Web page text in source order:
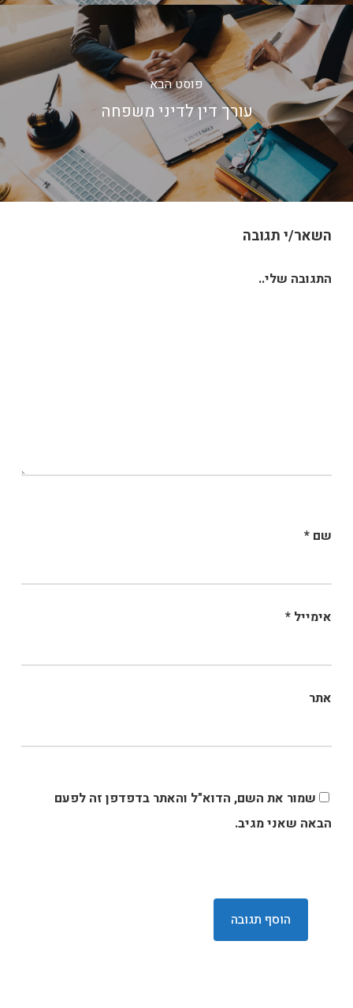
פוסט הבא
עורך דין לדיני משפחה
השאר/י תגובה
התגובה שלי..
שם *
אימייל *
אתר
שמור את השם, הדוא"ל והאתר בדפדפן זה לפעם
הבאה שאני מגיב.